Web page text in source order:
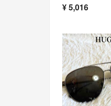
¥5,016